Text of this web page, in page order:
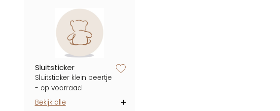
Sluitsticker
Sluitsticker klein beertje
- op voorraad
Bekijk alle